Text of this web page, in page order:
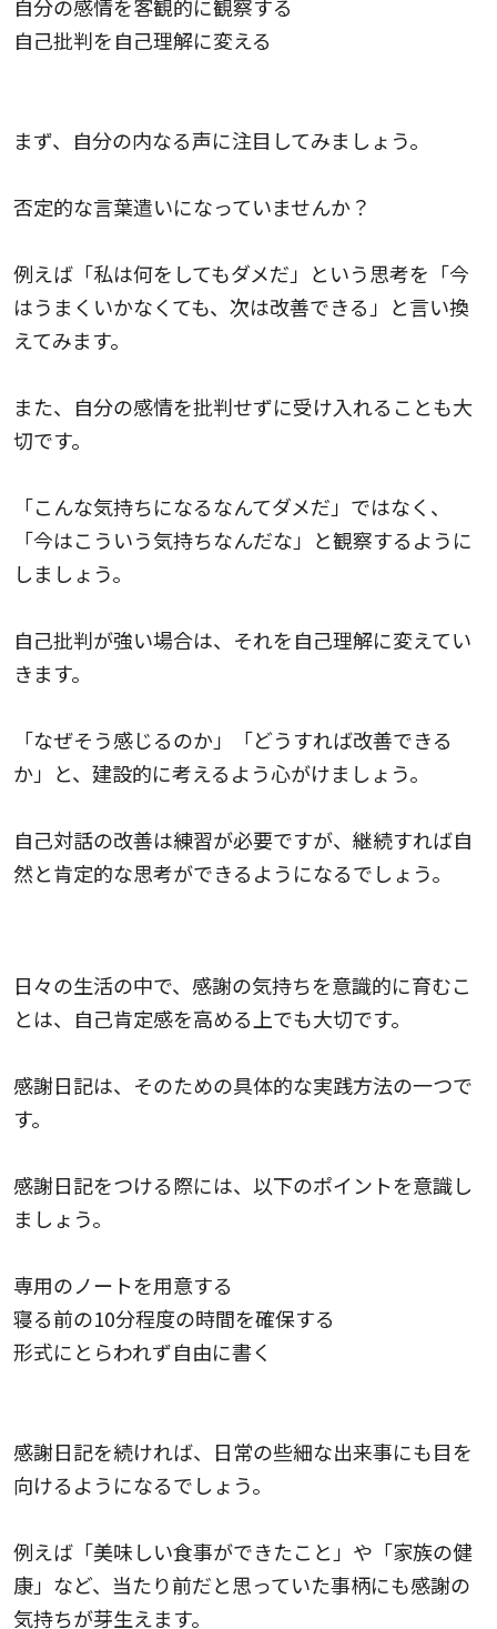
自分の感情を客観的に観察する
自己批判を自己理解に変える
まず、自分の内なる声に注目してみましょう。
否定的な言葉遣いになっていませんか？
例えば「私は何をしてもダメだ」という思考を「今
はうまくいかなくても、次は改善できる」と言い換
えてみます。
また、自分の感情を批判せずに受け入れることも大
切です。
「こんな気持ちになるなんてダメだ」ではなく、
「今はこういう気持ちなんだな」と観察するように
しましょう。
自己批判が強い場合は、それを自己理解に変えてい
きます。
「なぜそう感じるのか」「どうすれば改善できる
か」と、建設的に考えるよう心がけましょう。
自己対話の改善は練習が必要ですが、継続すれば自
然と肯定的な思考ができるようになるでしょう。
日々の生活の中で、感謝の気持ちを意識的に育むこ
とは、自己肯定感を高める上でも大切です。
感謝日記は、そのための具体的な実践方法の一つで
す。
感謝日記をつける際には、以下のポイントを意識し
ましょう。
専用のノートを用意する
寝る前の10分程度の時間を確保する
形式にとらわれず自由に書く
感謝日記を続ければ、日常の些細な出来事にも目を
向けるようになるでしょう。
例えば「美味しい食事ができたこと」や「家族の健
康」など、当たり前だと思っていた事柄にも感謝の
気持ちが芽生えます。